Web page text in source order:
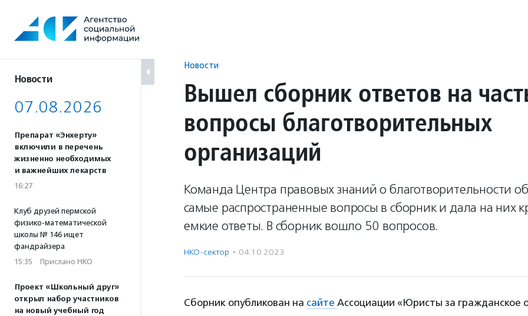
содержанию
Новости
07.08.2026
Препарат «Энхерту»
включили в перечень
жизненно необходимых
и важнейших лекарств
16:27
Клуб друзей пермской
физико-математической
школы № 146 ищет
фандрайзера
15:35 · Прислано НКО
Проект «Школьный друг»
открыл набор участников
на новый учебный год
Новости
Вышел сборник ответов на
вопросы благотворительных
организаций
Команда Центра правовых знаний о благотворительности
самые распространенные вопросы в сборник и дала на них
емкие ответы. В сборник вошло 50 вопросов.
НКО-сектор · 04.10.2023
Сборник опубликован на сайте Ассоциации «Юристы за гражданское